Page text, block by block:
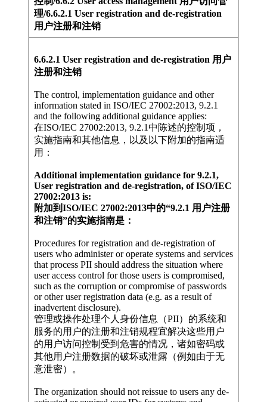
理/6.6.2.1 User registration and de-registration
用户注册和注销
6.6.2.1 User registration and de-registration 用户
注册和注销
The control, implementation guidance and other
information stated in ISO/IEC 27002:2013, 9.2.1
and the following additional guidance applies:
在ISO/IEC 27002:2013, 9.2.1中陈述的控制项，
实施指南和其他信息，以及以下附加的指南适
用：
Additional implementation guidance for 9.2.1,
User registration and de-registration, of ISO/IEC
27002:2013 is:
附加到ISO/IEC 27002:2013中的“9.2.1 用户注册
和注销”的实施指南是：
Procedures for registration and de-registration of
users who administer or operate systems and services
that process PII should address the situation where
user access control for those users is compromised,
such as the corruption or compromise of passwords
or other user registration data (e.g. as a result of
inadvertent disclosure).
管理或操作处理个人身份信息（PII）的系统和
服务的用户的注册和注销规程宜解决这些用户
的用户访问控制受到危害的情况，诸如密码或
其他用户注册数据的破坏或泄露（例如由于无
意泄密）。
The organization should not reissue to users any de-